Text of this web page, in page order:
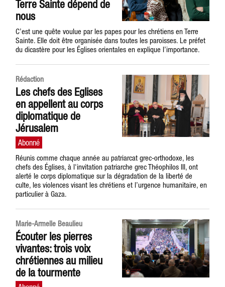
Terre Sainte dépend de
nous
C’est une quête voulue par les papes pour les chrétiens en Terre
Sainte. Elle doit être organisée dans toutes les paroisses. Le préfet
du dicastère pour les Églises orientales en explique l’importance.
Rédaction
Les chefs des Eglises
en appellent au corps
diplomatique de
Jérusalem
Réunis comme chaque année au patriarcat grec-orthodoxe, les
chefs des Églises, à l'invitation patriarche grec Théophilos III, ont
alerté le corps diplomatique sur la dégradation de la liberté de
culte, les violences visant les chrétiens et l’urgence humanitaire, en
particulier à Gaza.
Marie-Armelle Beaulieu
Écouter les pierres
vivantes: trois voix
chrétiennes au milieu
de la tourmente